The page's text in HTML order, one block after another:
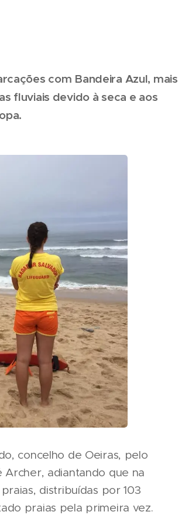
com Bandeira Azul, mais
fluviais devido à seca e aos
concelho de Oeiras, pelo
Archer, adiantando que na
distribuídas por 103
praias pela primeira vez.